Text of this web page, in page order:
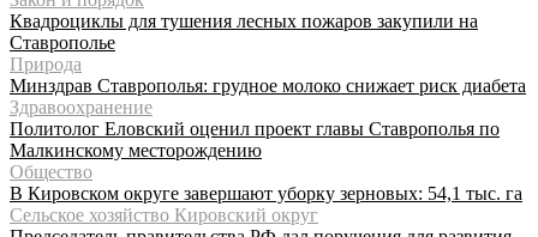
Квадроциклы для тушения лесных пожаров закупили на
Ставрополье
Природа
Минздрав Ставрополья: грудное молоко снижает риск диабета
Здравоохранение
Политолог Еловский оценил проект главы Ставрополья по
Малкинскому месторождению
Общество
В Кировском округе завершают уборку зерновых: 54,1 тыс. га
Сельское хозяйство Кировский округ